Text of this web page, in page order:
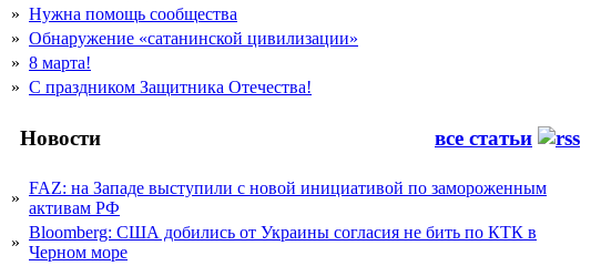
» Нужна помощь сообщества
» Обнаружение «сатанинской цивилизации»
» 8 марта!
» С праздником Защитника Отечества!
Новости все статьи
»
FAZ: на Западе выступили с новой инициативой по замороженным
активам РФ
»
Bloomberg: США добились от Украины согласия не бить по КТК в
Черном море